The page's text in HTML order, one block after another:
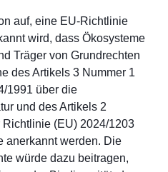
auf, eine EU-Richtlinie
wird, dass Ökosysteme
Träger von Grundrechten
des Artikels 3 Nummer 1
1991 über die
und des Artikels 2
(EU) 2024/1203
anerkannt werden. Die
würde dazu beitragen,